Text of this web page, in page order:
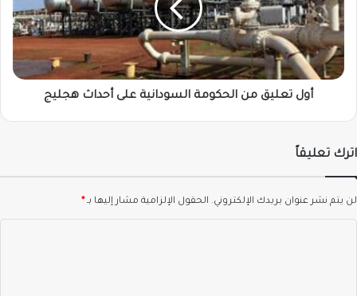
السودانية
على
أحداث
هجليج
أول تعليق من الحكومة السودانية على أحداث هجليج
اترك تعليقاً
لن يتم نشر عنوان بريدك الإلكتروني. الحقول الإلزامية مشار إليها بـ*